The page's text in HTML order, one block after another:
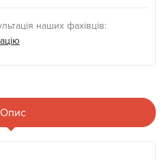
наших фахівців:
Опис